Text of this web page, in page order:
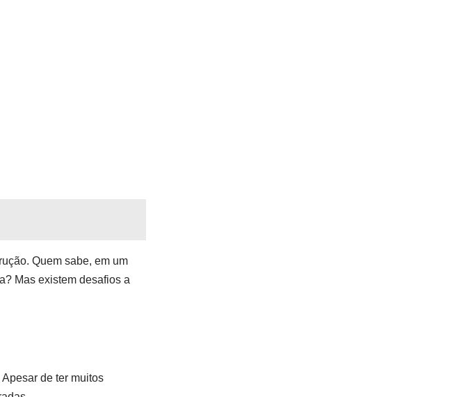
Quem sabe, em um
Mas existem desafios a
de ter muitos